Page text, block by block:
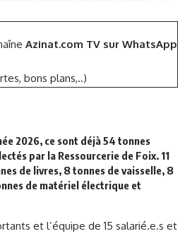
Azinat.com TV sur WhatsApp
bons plans,..)
2026, ce sont déjà 54 tonnes
par la Ressourcerie de Foix. 11
de livres, 8 tonnes de vaisselle, 8
de matériel électrique et
et l’équipe de 15 salarié.e.s et